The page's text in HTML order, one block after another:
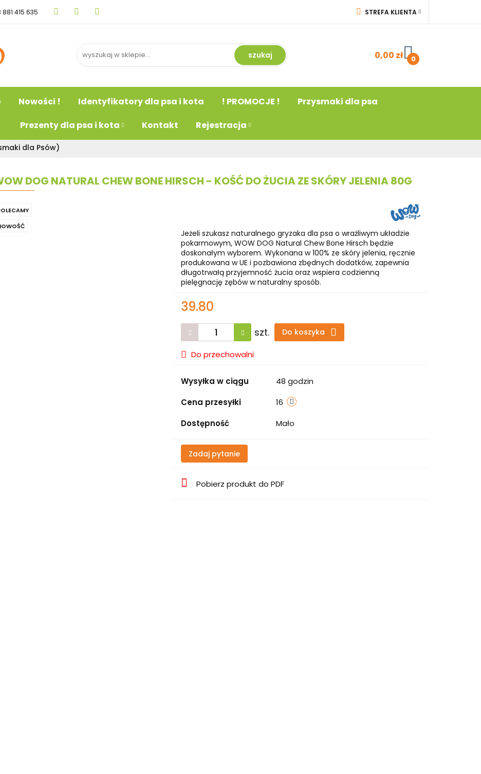
415 635 STREFA KLIENTA
ZAREJESTRUJ SIĘ
DODAJ ZGŁOSZENIE
0,00 zł 0
Nowości ! Identyfikatory dla psa i kota ! PROMOCJE !
Przysmaki dla psa
Prezenty dla psa i kota
Kontakt Rejestracja
BLOG Nowości !
psa Prezenty dla psa i kota Rejestracja
dla Psów)
DOG NATURAL CHEW BONE HIRSCH - KOŚĆ DO ŻUCIA ZE SKÓRY JELENIA 80G
Jeżeli szukasz naturalnego gryzaka dla psa o wrażliwym układzie
pokarmowym, WOW DOG Natural Chew Bone Hirsch będzie
doskonałym wyborem. Wykonana w 100% ze skóry jelenia, ręcznie
produkowana w UE i pozbawiona zbędnych dodatków, zapewnia
długotrwałą przyjemność żucia oraz wspiera codzienną
pielęgnację zębów w naturalny sposób.
39.80
szt. Do koszyka
Do przechowalni
Wysyłka w ciągu
48 godzin
Cena przesyłki
16
Dostępność
Mało
Zadaj pytanie
Pobierz produkt do PDF